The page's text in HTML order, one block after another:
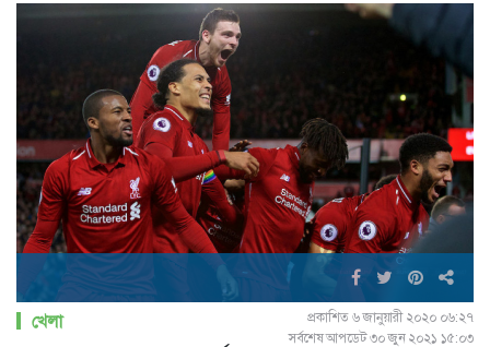
খেলা
প্রকাশিত ৬ জানুয়ারী ২০২০ ০৬:২৭
সর্বশেষ আপডেট ৩০ জুন ২০২১ ১৫:০৩